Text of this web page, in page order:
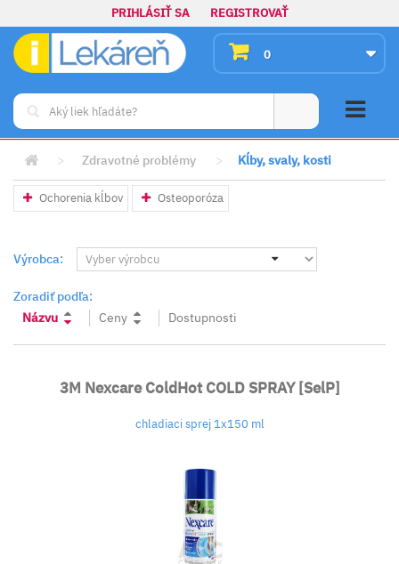
PRIHLÁSIŤ SA REGISTROVAŤ
0
> Zdravotné problémy > Kĺby, svaly, kosti
Ochorenia kĺbov Osteoporóza
Výrobca:
Zoradiť podľa:
Názvu
Ceny Dostupnosti
3M Nexcare ColdHot COLD SPRAY [SelP]
chladiaci sprej 1x150 ml